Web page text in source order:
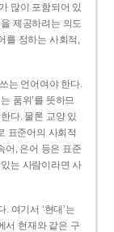
많이 포함되어 있
제공하려는 의도
를 정하는 사회적,
는 언어여야 한다.
품위’를 뜻하므
다. 물론 교양 있
표준어의 사회적
어, 은어 등은 표준
는 사람이라면 사
여기서 ‘현대’는
서 현재와 같은 구